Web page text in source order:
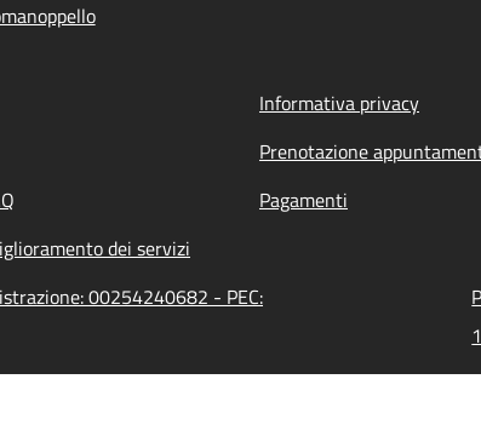
Informativa privacy
Prenotazione
Pagamenti
dei servizi
00254240682 - PEC: